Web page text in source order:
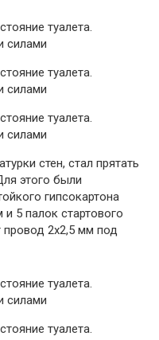
стен, стал прятать
этого были
гипсокартона
5 палок стартового
2х2,5 мм под